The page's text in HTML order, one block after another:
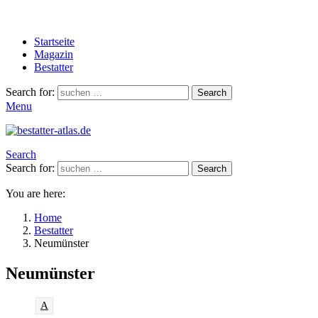
Startseite
Magazin
Bestatter
Search for: Search
Menu
Search
Search for:
Search
You are here:
Home
Bestatter
Neumünster
Neumünster
A